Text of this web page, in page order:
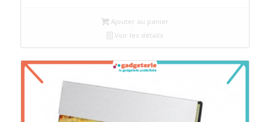
Ajouter au panier
Voir les détails